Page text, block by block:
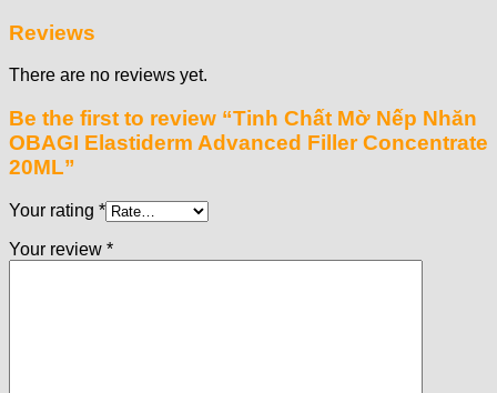
Reviews
There are no reviews yet.
Be the first to review “Tinh Chất Mờ Nếp Nhăn
OBAGI Elastiderm Advanced Filler Concentrate
20ML”
Your rating *
Your review *